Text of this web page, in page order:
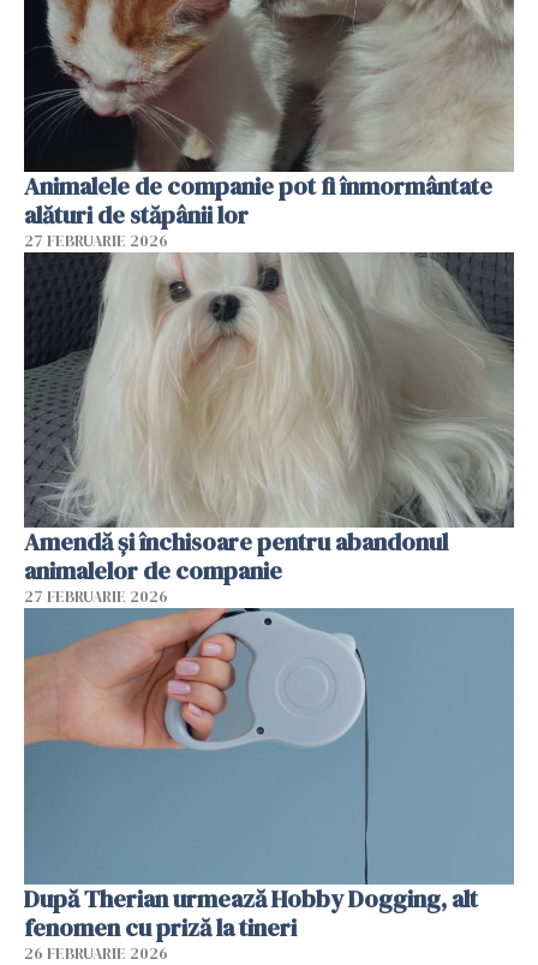
Animalele de companie pot fi înmormântate
alături de stăpânii lor
27 FEBRUARIE 2026
Amendă și închisoare pentru abandonul
animalelor de companie
27 FEBRUARIE 2026
După Therian urmează Hobby Dogging, alt
fenomen cu priză la tineri
26 FEBRUARIE 2026